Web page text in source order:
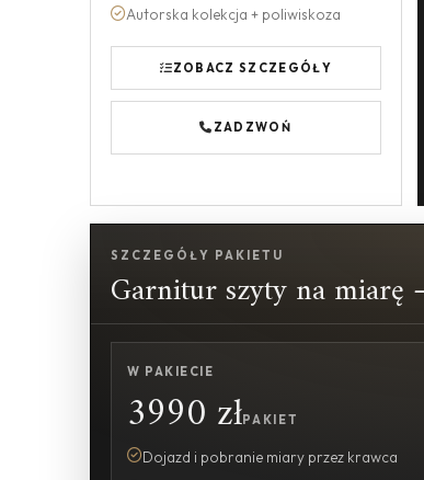
Autorska kolekcja + poliwiskoza
ZOBACZ SZCZEGÓŁY
ZADZWOŃ
SZCZEGÓŁY PAKIETU
Garnitur szyty na
W PAKIECIE
3990 złPAKIET
Dojazd i pobranie miary przez krawca